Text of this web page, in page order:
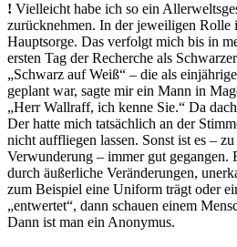
! Vielleicht habe ich so ein
zurücknehmen. In der jeweiligen Rolle
Hauptsorge. Das verfolgt mich bis in
ersten Tag der Recherche als
„Schwarz auf Weiß“ – die als
geplant war, sagte mir ein Mann in
„Herr Wallraff, ich kenne Sie.“ Da
Der hatte mich tatsächlich an der
nicht auffliegen lassen. Sonst ist es –
Verwunderung – immer gut gegangen.
durch äußerliche Veränderungen,
zum Beispiel eine Uniform trägt oder
„entwertet“, dann schauen einem
Dann ist man ein Anonymus.